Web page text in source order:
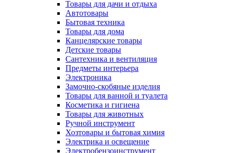
Товары для дачи и отдыха
Автотовары
Бытовая техника
Товары для дома
Канцелярские товары
Детские товары
Сантехника и вентиляция
Предметы интерьера
Электроника
Замочно-скобяные изделия
Товары для ванной и туалета
Косметика и гигиена
Товары для животных
Ручной инструмент
Хозтовары и бытовая химия
Электрика и освещение
Электробензоинструмент